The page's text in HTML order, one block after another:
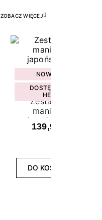
ZOBACZ WIĘCEJ
NOWOŚĆ
DOSTĘPNY W
HEBE
Zestaw do
manicure
japońskiego
139,99 zł
DO KOSZYKA